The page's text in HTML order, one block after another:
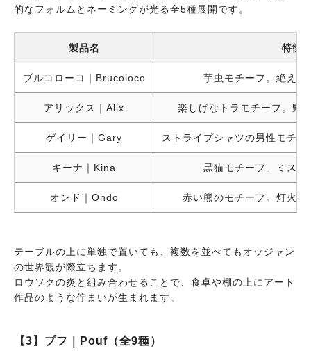
的なフォルムとネーミングが光る全5種展開です。
製品名 特徴
ブルコローコ｜Brucoloco 芋虫モチーフ。絶え間
アリックス｜Alix 楽しげなトラモチーフ。野
ゲイリー｜Gary ストライプシャツの男性モチ
キーナ｜Kina 黒猫モチーフ。ミステ
オンド｜Ondo 赤い熊のモチーフ。灯火
テーブルの上に単独で置いても、複数を並べてもオッジャン
の世界観が際立ちます。
ロウソクの炎と組み合わせることで、食卓や棚の上にアート
作品のような佇まいが生まれます。
【3】プフ｜Pouf（全9種）